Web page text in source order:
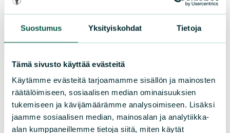
Suostumus Yksityiskohdat Tietoja
Tämä sivusto käyttää evästeitä
Käytämme evästeitä tarjoamamme sisällön ja mainosten
räätälöimiseen, sosiaalisen median ominaisuuksien
tukemiseen ja kävijämäärämme analysoimiseen. Lisäksi
jaamme sosiaalisen median, mainosalan ja analytiikka-
alan kumppaneillemme tietoja siitä, miten käytät
Uusimaa
Varsinais-Suomi